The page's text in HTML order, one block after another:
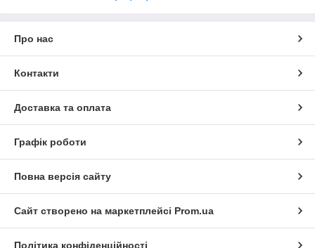
Про нас
Контакти
Доставка та оплата
Графік роботи
Повна версія сайту
Сайт створено на маркетплейсі Prom.ua
Політика конфіденційності